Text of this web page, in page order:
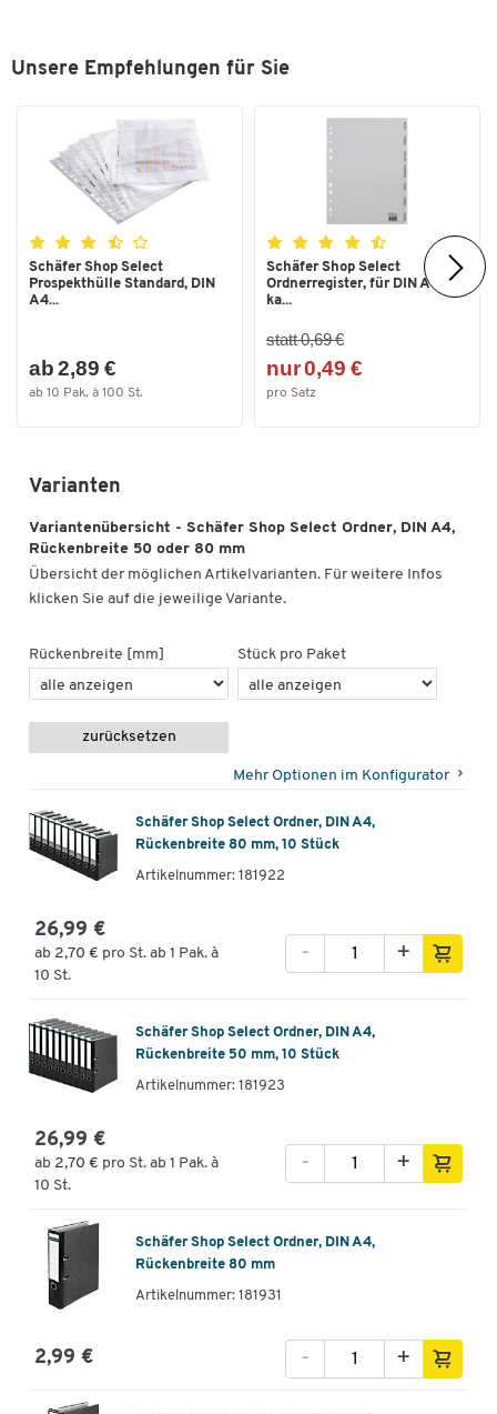
Unsere Empfehlungen für Sie
Schäfer Shop Select
Prospekthülle Standard, DIN
A4...
ab 2,89 €
ab 10 Pak. à 100 St.
Schäfer Shop Select
Ordnerregister, für DIN A4,
ka...
statt 0,69 €
nur 0,49 €
pro Satz
Varianten
Variantenübersicht - Schäfer Shop Select Ordner, DIN A4,
Rückenbreite 50 oder 80 mm
Übersicht der möglichen Artikelvarianten. Für weitere Infos
klicken Sie auf die jeweilige Variante.
Rückenbreite [mm] Stück pro Paket
zurücksetzen
Mehr Optionen im Konfigurator
Schäfer Shop Select Ordner, DIN A4,
Rückenbreite 80 mm, 10 Stück
Artikelnummer: 181922
26,99 €
ab 2,70 € pro St. ab 1 Pak. à
10 St.
+
-
Schäfer Shop Select Ordner, DIN A4,
Rückenbreite 50 mm, 10 Stück
Artikelnummer: 181923
26,99 €
ab 2,70 € pro St. ab 1 Pak. à
10 St.
+
-
Schäfer Shop Select Ordner, DIN A4,
Rückenbreite 80 mm
Artikelnummer: 181931
2,99 € +
-